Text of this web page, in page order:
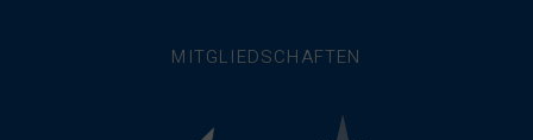
MITGLIEDSCHAFTEN